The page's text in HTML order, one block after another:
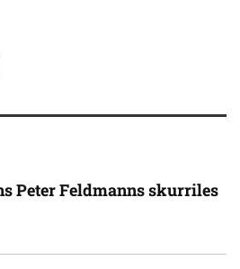
Peter Feldmanns skurriles